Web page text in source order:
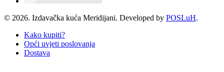
© 2026. Izdavačka kuća Meridijani. Developed by POSLuH.
Kako kupiti?
Opći uvjeti poslovanja
Dostava